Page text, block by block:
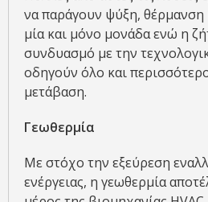
να παράγουν ψύξη, θέρμανση
μία και μόνο μονάδα ενώ η
συνδυασμό με την
οδηγούν όλο και
μετάβαση.
Γεωθερμία
Με στόχο την εξεύρεση
ενέργειας, η γεωθερμία